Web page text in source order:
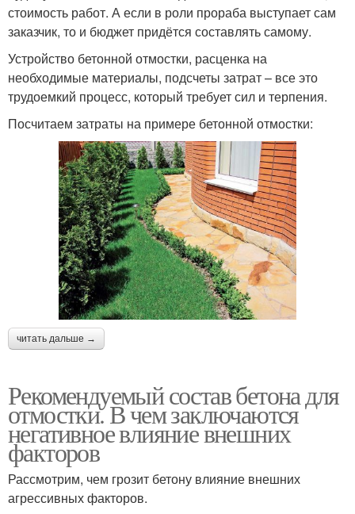
стоимость работ. А если в роли прораба выступает сам
заказчик, то и бюджет придётся составлять самому.
Устройство бетонной отмостки, расценка на
необходимые материалы, подсчеты затрат – все это
трудоемкий процесс, который требует сил и терпения.
Посчитаем затраты на примере бетонной отмостки:
читать дальше →
Рекомендуемый состав бетона для
отмостки. В чем заключаются
негативное влияние внешних
факторов
Рассмотрим, чем грозит бетону влияние внешних
агрессивных факторов.